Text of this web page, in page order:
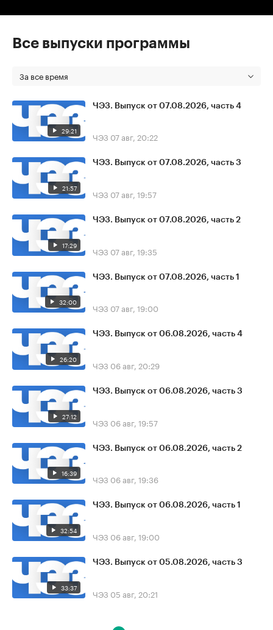
Все выпуски программы
За все время
29:21
ЧЭЗ. Выпуск от 07.08.2026, часть 4
ЧЭЗ 07 авг, 20:22
21:57
ЧЭЗ. Выпуск от 07.08.2026, часть 3
ЧЭЗ 07 авг, 19:57
17:29
ЧЭЗ. Выпуск от 07.08.2026, часть 2
ЧЭЗ 07 авг, 19:35
32:00
ЧЭЗ. Выпуск от 07.08.2026, часть 1
ЧЭЗ 07 авг, 19:00
26:20
ЧЭЗ. Выпуск от 06.08.2026, часть 4
ЧЭЗ 06 авг, 20:29
27:12
ЧЭЗ. Выпуск от 06.08.2026, часть 3
ЧЭЗ 06 авг, 19:57
16:39
ЧЭЗ. Выпуск от 06.08.2026, часть 2
ЧЭЗ 06 авг, 19:36
32:54
ЧЭЗ. Выпуск от 06.08.2026, часть 1
ЧЭЗ 06 авг, 19:00
33:37
ЧЭЗ. Выпуск от 05.08.2026, часть 3
ЧЭЗ 05 авг, 20:21